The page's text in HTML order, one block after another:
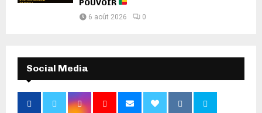
POUVOIR
6 août 2026 0
Social Media